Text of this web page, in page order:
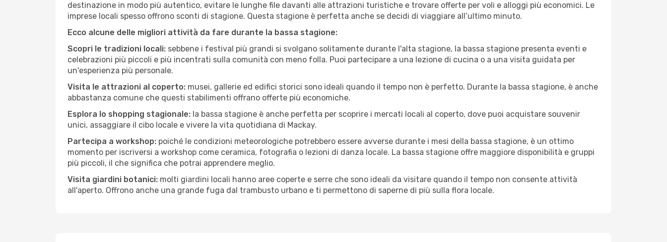
destinazione in modo più autentico, evitare le lunghe file davanti alle attrazioni turistiche e trovare offerte per voli e alloggi più economici. Le
imprese locali spesso offrono sconti di stagione. Questa stagione è perfetta anche se decidi di viaggiare all’ultimo minuto.
Ecco alcune delle migliori attività da fare durante la bassa stagione:
Scopri le tradizioni locali: sebbene i festival più grandi si svolgano solitamente durante l'alta stagione, la bassa stagione presenta eventi e
celebrazioni più piccoli e più incentrati sulla comunità con meno folla. Puoi partecipare a una lezione di cucina o a una visita guidata per
un'esperienza più personale.
Visita le attrazioni al coperto: musei, gallerie ed edifici storici sono ideali quando il tempo non è perfetto. Durante la bassa stagione, è anche
abbastanza comune che questi stabilimenti offrano offerte più economiche.
Esplora lo shopping stagionale: la bassa stagione è anche perfetta per scoprire i mercati locali al coperto, dove puoi acquistare souvenir
unici, assaggiare il cibo locale e vivere la vita quotidiana di Mackay.
Partecipa a workshop: poiché le condizioni meteorologiche potrebbero essere avverse durante i mesi della bassa stagione, è un ottimo
momento per iscriversi a workshop come ceramica, fotografia o lezioni di danza locale. La bassa stagione offre maggiore disponibilità e gruppi
più piccoli, il che significa che potrai apprendere meglio.
Visita giardini botanici: molti giardini locali hanno aree coperte e serre che sono ideali da visitare quando il tempo non consente attività
all'aperto. Offrono anche una grande fuga dal trambusto urbano e ti permettono di saperne di più sulla flora locale.